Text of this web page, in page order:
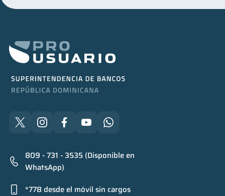
809 - 731 - 3535 (Disponible en
WhatsApp)
*778 desde el móvil sin cargos